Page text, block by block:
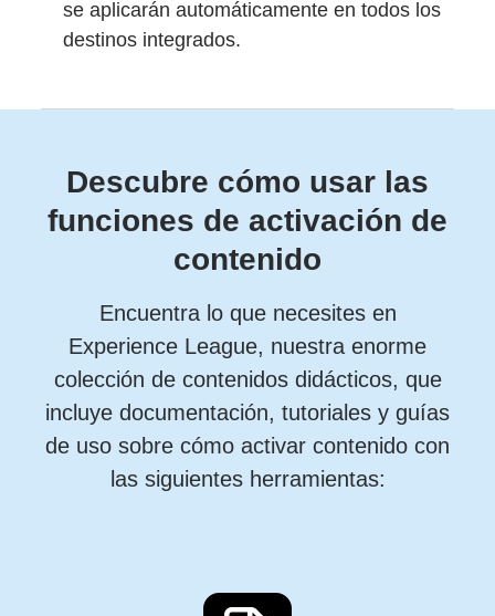
se aplicarán automáticamente en todos los
destinos integrados.
Descubre cómo usar las
funciones de activación de
contenido
Encuentra lo que necesites en
Experience League, nuestra enorme
colección de contenidos didácticos, que
incluye documentación, tutoriales y guías
de uso sobre cómo activar contenido con
las siguientes herramientas: